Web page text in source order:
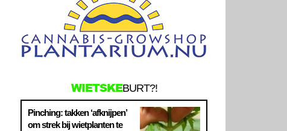
WIETSKEBURT?!
Pinching: takken ‘afknijpen’
om strek bij wietplanten te